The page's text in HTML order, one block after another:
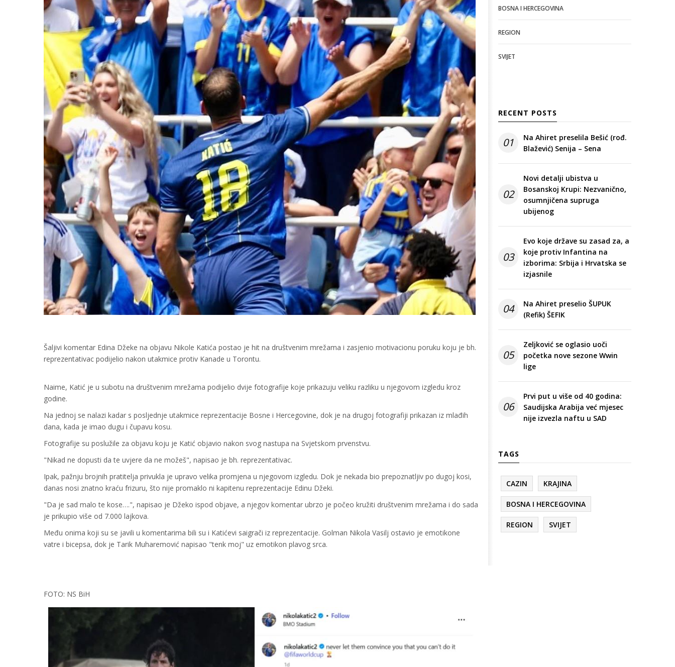
Šaljivi komentar Edina Džeke na objavu Nikole Katića postao je hit na društvenim mrežama i zasjenio motivacionu poruku koju je bh.
reprezentativac podijelio nakon utakmice protiv Kanade u Torontu.
Naime, Katić je u subotu na društvenim mrežama podijelio dvije fotografije koje prikazuju veliku razliku u njegovom izgledu kroz
godine.
Na jednoj se nalazi kadar s posljednje utakmice reprezentacije Bosne i Hercegovine, dok je na drugoj fotografiji prikazan iz mlađih
dana, kada je imao dugu i čupavu kosu.
Fotografije su poslužile za objavu koju je Katić objavio nakon svog nastupa na Svjetskom prvenstvu.
"Nikad ne dopusti da te uvjere da ne možeš", napisao je bh. reprezentativac.
Ipak, pažnju brojnih pratitelja privukla je upravo velika promjena u njegovom izgledu. Dok je nekada bio prepoznatljiv po dugoj kosi,
danas nosi znatno kraću frizuru, što nije promaklo ni kapitenu reprezentacije Edinu Džeki.
"Da je sad malo te kose….", napisao je Džeko ispod objave, a njegov komentar ubrzo je počeo kružiti društvenim mrežama i do sada
je prikupio više od 7.000 lajkova.
Među onima koji su se javili u komentarima bili su i Katićevi saigrači iz reprezentacije. Golman Nikola Vasilj ostavio je emotikone
vatre i bicepsa, dok je Tarik Muharemović napisao "tenk moj" uz emotikon plavog srca.
FOTO: NS BiH
BOSNA I HERCEGOVINA
REGION
SVIJET
RECENT POSTS
01
Na Ahiret preselila Bešić (rođ.
Blažević) Senija – Sena
02
Novi detalji ubistva u
Bosanskoj Krupi: Nezvanično,
osumnjičena supruga
ubijenog
03
Evo koje države su zasad za, a
koje protiv Infantina na
izborima: Srbija i Hrvatska se
izjasnile
04
Na Ahiret preselio ŠUPUK
(Refik) ŠEFIK
05
Zeljković se oglasio uoči
početka nove sezone Wwin
lige
06
Prvi put u više od 40 godina:
Saudijska Arabija već mjesec
nije izvezla naftu u SAD
TAGS
CAZIN KRAJINA
BOSNA I HERCEGOVINA
REGION SVIJET